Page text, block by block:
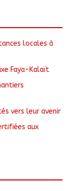
locales à
Faya-Kalaït
vers leur avenir
aux